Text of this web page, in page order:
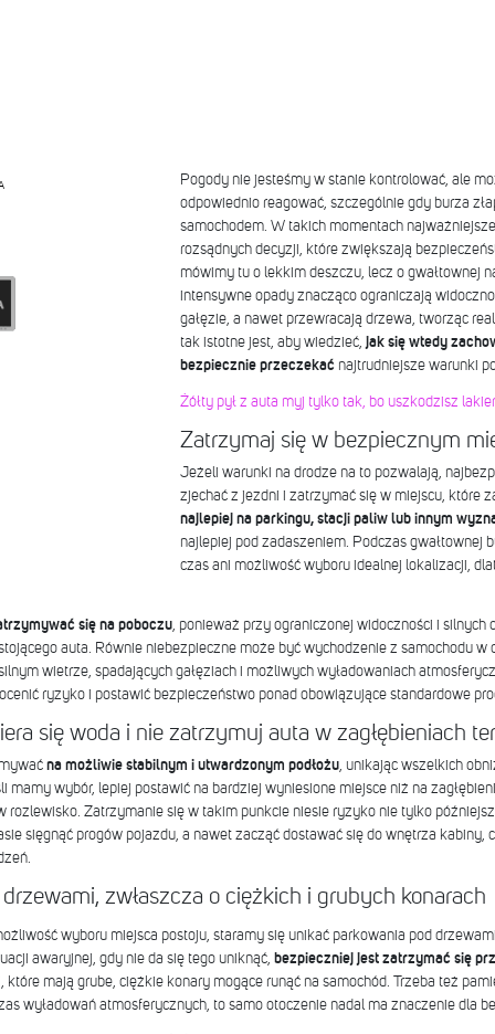
Pogody nie jesteśmy w stanie kontrolować, ale
odpowiednio reagować, szczególnie gdy burza
samochodem. W takich momentach
rozsądnych decyzji, które zwiększają
mówimy tu o lekkim deszczu, lecz o gwałtownej
intensywne opady znacząco ograniczają
gałęzie, a nawet przewracają drzewa, tworząc
tak istotne jest, aby wiedzieć, jak się wtedy
bezpiecznie przeczekać najtrudniejsze warunki
Żółty pył z auta myj tylko tak, bo uszkodzisz lakier
Zatrzymaj się w bezpiecznym
Jeżeli warunki na drodze na to pozwalają,
zjechać z jezdni i zatrzymać się w miejscu, które
najlepiej na parkingu, stacji paliw lub innym
najlepiej pod zadaszeniem. Podczas gwałtownej
czas ani możliwość wyboru idealnej lokalizacji,
się na poboczu, ponieważ przy ograniczonej widoczności i silnych
auta. Równie niebezpieczne może być wychodzenie z samochodu w
wietrze, spadających gałęziach i możliwych wyładowaniach
ryzyko i postawić bezpieczeństwo ponad obowiązujące standardowe
się woda i nie zatrzymuj auta w zagłębieniach
na możliwie stabilnym i utwardzonym podłożu, unikając wszelkich
mamy wybór, lepiej postawić na bardziej wyniesione miejsce niż na
rozlewisko. Zatrzymanie się w takim punkcie niesie ryzyko nie tylko
sięgnąć progów pojazdu, a nawet zacząć dostawać się do wnętrza kabiny,
zwłaszcza o ciężkich i grubych konarach
wyboru miejsca postoju, staramy się unikać parkowania pod
awaryjnej, gdy nie da się tego uniknąć, bezpieczniej jest zatrzymać się
mają grube, ciężkie konary mogące runąć na samochód. Trzeba też
wyładowań atmosferycznych, to samo otoczenie nadal ma znaczenie dla